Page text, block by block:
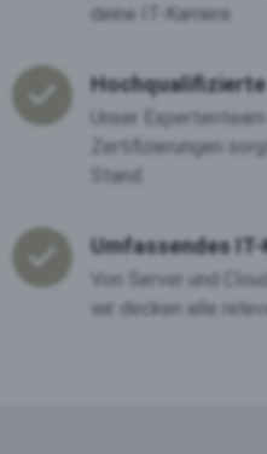
deine IT-Karriere.
Hochqualifizierte
Unser
Zertifizierungen
Stand.
Umfassendes
Von Server und
wir decken alle